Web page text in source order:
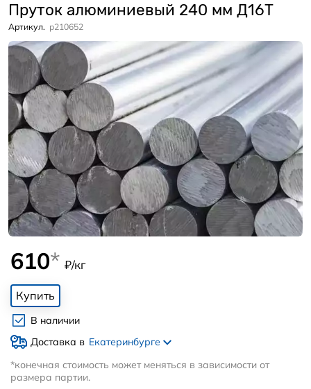
Пруток алюминиевый 240 мм Д16Т
Артикул. p210652
610* ₽/кг
Купить
В наличии
Доставка в Екатеринбурге
*конечная стоимость может меняться в зависимости от
размера партии.